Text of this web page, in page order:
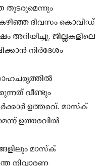
തുടരുമെന്നും
ദിവസം കൊവിഡ്
ജില്ലകളിലെ
നിര്‍ദേശം
വീണ്ടും
ഉത്തരവ്. മാസ്‌ക്
ഉത്തരവില്‍
മാസ്‌ക്
നിവാരണ